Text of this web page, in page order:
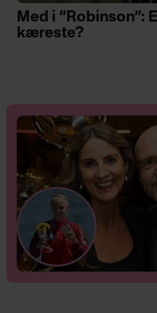
Med i “Robinson”:
kæreste?